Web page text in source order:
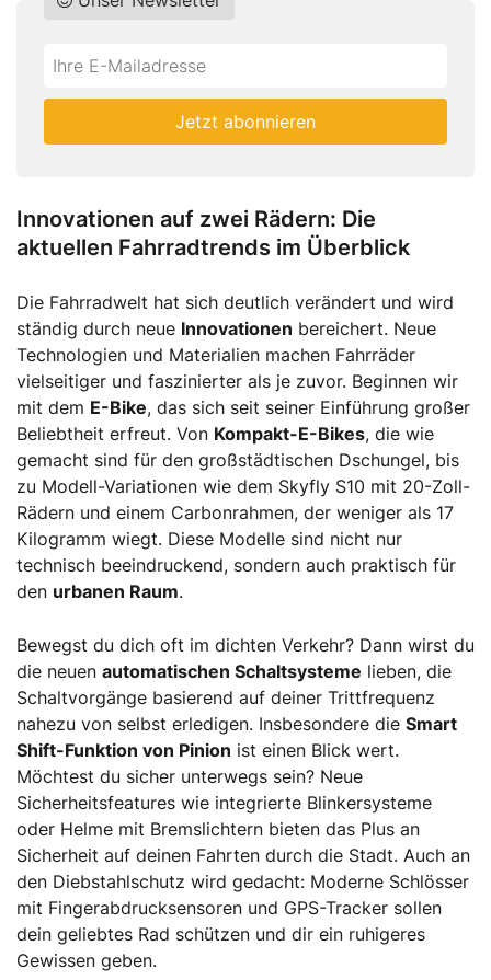
Do
fill
*Ihre
Mailadresse:
Jetzt abonnieren
Innovationen auf zwei Rädern: Die
aktuellen Fahrradtrends im Überblick
Die Fahrradwelt hat sich deutlich verändert und wird
ständig durch neue Innovationen bereichert. Neue
Technologien und Materialien machen Fahrräder
vielseitiger und faszinierter als je zuvor. Beginnen wir
mit dem E-Bike, das sich seit seiner Einführung großer
Beliebtheit erfreut. Von Kompakt-E-Bikes, die wie
gemacht sind für den großstädtischen Dschungel, bis
zu Modell-Variationen wie dem Skyfly S10 mit 20-Zoll-
Rädern und einem Carbonrahmen, der weniger als 17
Kilogramm wiegt. Diese Modelle sind nicht nur
technisch beeindruckend, sondern auch praktisch für
den urbanen Raum.
Bewegst du dich oft im dichten Verkehr? Dann wirst du
die neuen automatischen Schaltsysteme lieben, die
Schaltvorgänge basierend auf deiner Trittfrequenz
nahezu von selbst erledigen. Insbesondere die Smart
Shift-Funktion von Pinion ist einen Blick wert.
Möchtest du sicher unterwegs sein? Neue
Sicherheitsfeatures wie integrierte Blinkersysteme
oder Helme mit Bremslichtern bieten das Plus an
Sicherheit auf deinen Fahrten durch die Stadt. Auch an
den Diebstahlschutz wird gedacht: Moderne Schlösser
mit Fingerabdrucksensoren und GPS-Tracker sollen
dein geliebtes Rad schützen und dir ein ruhigeres
Gewissen geben.